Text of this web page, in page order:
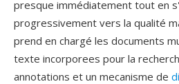
presque immédiatement tout en
progressivement vers la qualité
prend en chargé les documents
texte incorporees pour la
annotations et un mecanisme de